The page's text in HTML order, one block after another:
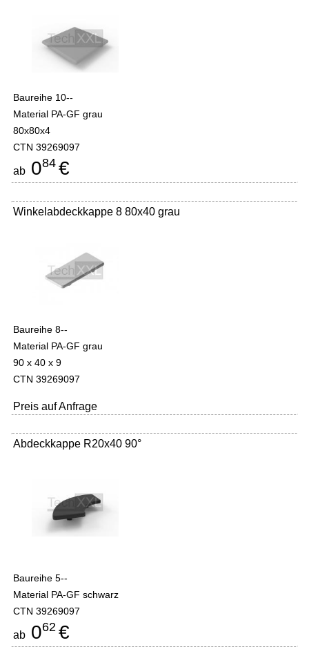
Baureihe 10--
Material PA-GF grau
80x80x4
CTN 39269097
ab 084 €
Winkelabdeckkappe 8 80x40 grau
Baureihe 8--
Material PA-GF grau
90 x 40 x 9
CTN 39269097
Preis auf Anfrage
Abdeckkappe R20x40 90°
Baureihe 5--
Material PA-GF schwarz
CTN 39269097
ab 062 €